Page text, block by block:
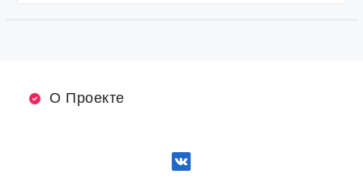
О Проекте